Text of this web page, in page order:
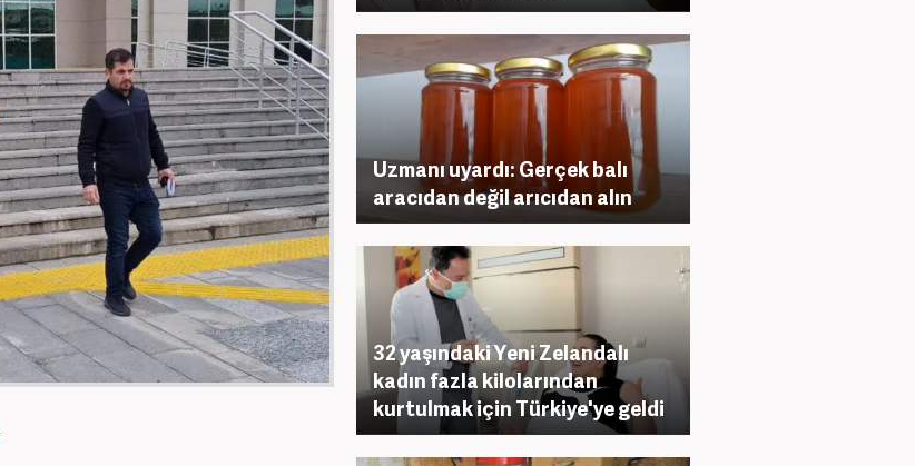
Uzmanı uyardı: Gerçek balı
aracıdan değil arıcıdan alın
32 yaşındaki Yeni Zelandalı
kadın fazla kilolarından
kurtulmak için Türkiye'ye geldi